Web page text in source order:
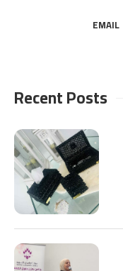
EMAIL
Recent Posts